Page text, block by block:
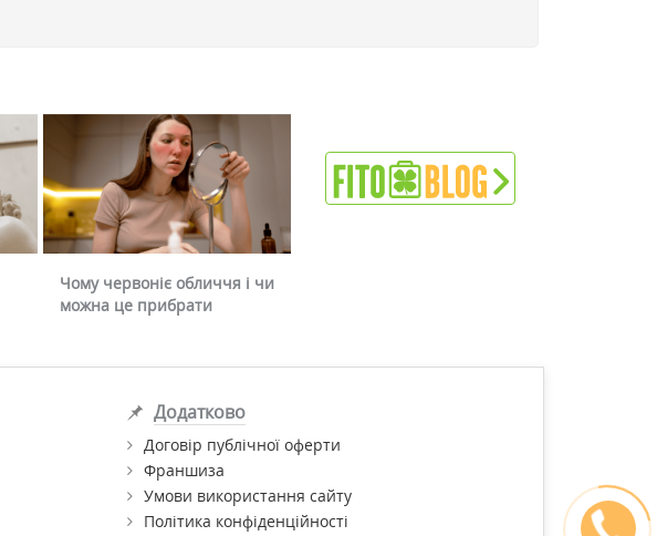
Чому червоніє обличчя і чи
можна це прибрати
Додатково
Договір публічної оферти
Франшиза
Умови використання сайту
Політика конфіденційності